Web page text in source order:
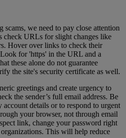
scams, we need to pay close attention
check URLs for slight changes like
Hover over links to check their
for 'https' in the URL and a
these alone do not guarantee
the site's security certificate as well.
greetings and create urgency to
the sender’s full email address. Be
details or to respond to urgent
your browser, not through email
link, change your password right
This will help reduce